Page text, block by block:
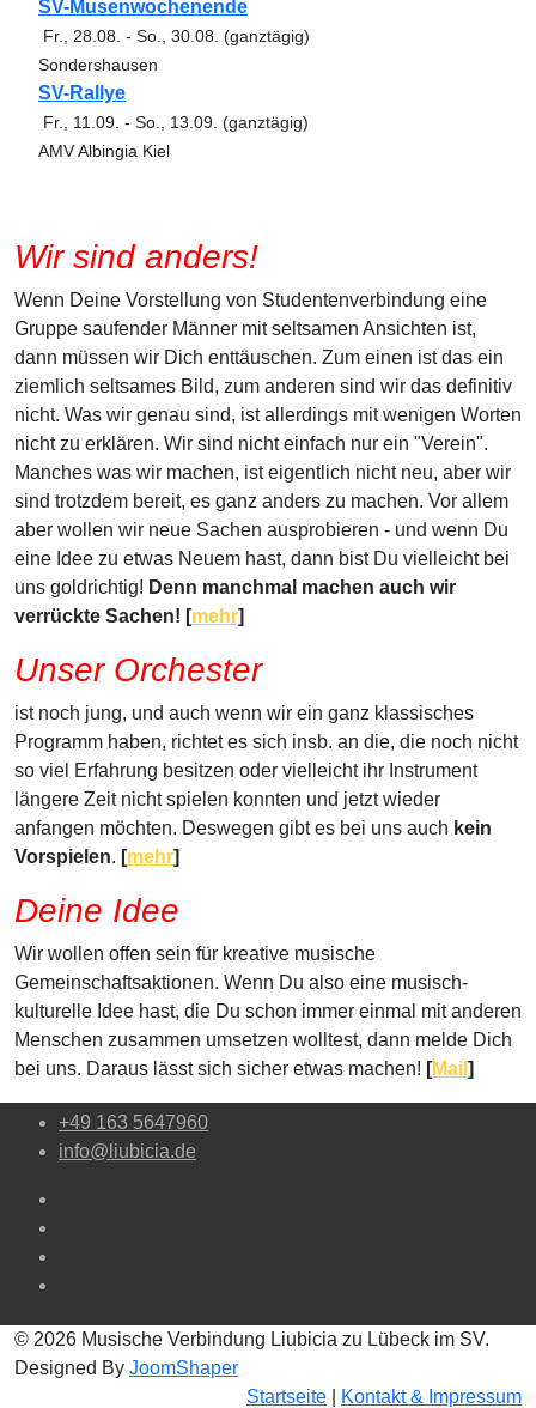
SV-Musenwochenende
Fr., 28.08. - So., 30.08. (ganztägig)
Sondershausen
SV-Rallye
Fr., 11.09. - So., 13.09. (ganztägig)
AMV Albingia Kiel
Wir sind anders!
Wenn Deine Vorstellung von Studentenverbindung eine
Gruppe saufender Männer mit seltsamen Ansichten ist,
dann müssen wir Dich enttäuschen. Zum einen ist das ein
ziemlich seltsames Bild, zum anderen sind wir das definitiv
nicht. Was wir genau sind, ist allerdings mit wenigen Worten
nicht zu erklären. Wir sind nicht einfach nur ein "Verein".
Manches was wir machen, ist eigentlich nicht neu, aber wir
sind trotzdem bereit, es ganz anders zu machen. Vor allem
aber wollen wir neue Sachen ausprobieren - und wenn Du
eine Idee zu etwas Neuem hast, dann bist Du vielleicht bei
uns goldrichtig! Denn manchmal machen auch wir
verrückte Sachen! [mehr]
Unser Orchester
ist noch jung, und auch wenn wir ein ganz klassisches
Programm haben, richtet es sich insb. an die, die noch nicht
so viel Erfahrung besitzen oder vielleicht ihr Instrument
längere Zeit nicht spielen konnten und jetzt wieder
anfangen möchten. Deswegen gibt es bei uns auch kein
Vorspielen. [mehr]
Deine Idee
Wir wollen offen sein für kreative musische
Gemeinschaftsaktionen. Wenn Du also eine musisch-
kulturelle Idee hast, die Du schon immer einmal mit anderen
Menschen zusammen umsetzen wolltest, dann melde Dich
bei uns. Daraus lässt sich sicher etwas machen! [Mail ]
+49 163 5647960
info@liubicia.de
© 2026 Musische Verbindung Liubicia zu Lübeck im SV.
Designed By JoomShaper
Startseite
Kontakt & Impressum